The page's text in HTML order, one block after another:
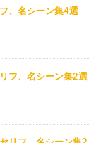
、名シーン集4選
フ、名シーン集2選